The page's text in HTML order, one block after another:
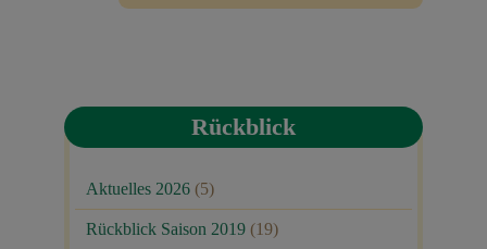
Rückblick
Aktuelles 2026 (5)
Rückblick Saison 2019 (19)